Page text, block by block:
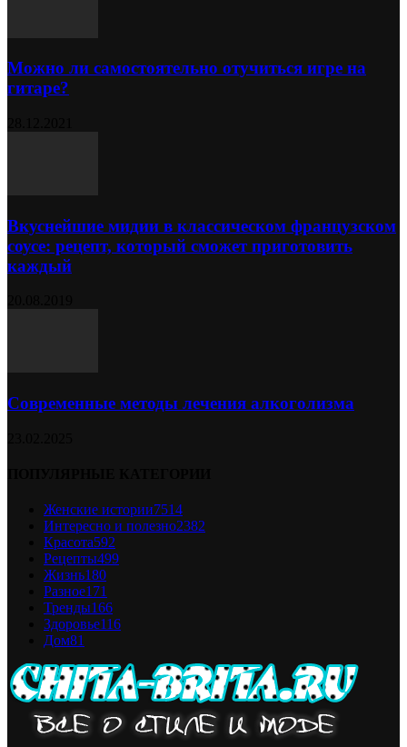
Можно ли самостоятельно отучиться игре на
гитаре?
Вкуснейшие мидии в классическом французском
соусе: рецепт, который сможет приготовить
каждый
Современные методы лечения алкоголизма
Женские истории7514
Интересно и полезно2382
Красота592
Рецепты499
Жизнь180
Разное171
Тренды166
Здоровье116
Дом81